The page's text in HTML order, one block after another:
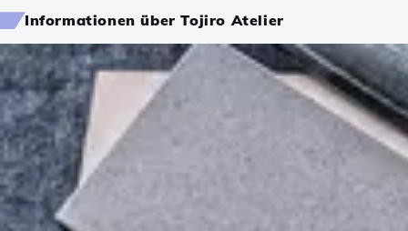
Informationen über Tojiro Atelier